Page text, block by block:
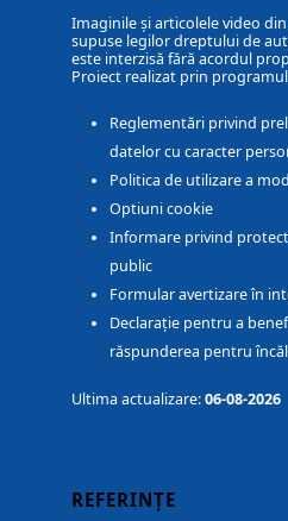
Imaginile și articolele video
supuse legilor dreptului de
este interzisă fără acordul
Proiect realizat prin programul
Reglementări privind
datelor cu caracter
Politica de utilizare a
Optiuni cookie
Informare privind
public
Formular avertizare în
Declarație pentru a
răspunderea pentru
Ultima actualizare:06-08-2026
REFERINȚE